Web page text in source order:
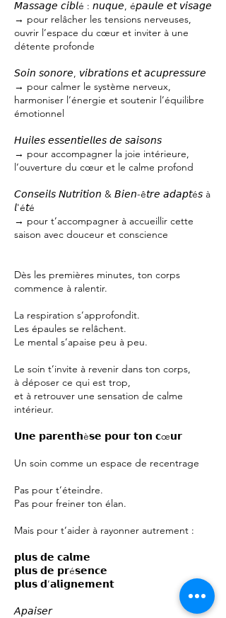
𝘔𝘢𝘴𝘴𝘢𝘨𝘦 𝘤𝘪𝘣𝘭é : 𝘯𝘶𝘲𝘶𝘦, é𝘱𝘢𝘶𝘭𝘦 𝘦𝘵 𝘷𝘪𝘴𝘢𝘨𝘦
→ pour relâcher les tensions nerveuses,
ouvrir l’espace du cœur et inviter à une
détente profonde
𝘚𝘰𝘪𝘯 𝘴𝘰𝘯𝘰𝘳𝘦, 𝘷𝘪𝘣𝘳𝘢𝘵𝘪𝘰𝘯𝘴 𝘦𝘵 𝘢𝘤𝘶𝘱𝘳𝘦𝘴𝘴𝘶𝘳𝘦
→ pour calmer le système nerveux,
harmoniser l’énergie et soutenir l’équilibre
émotionnel
𝘏𝘶𝘪𝘭𝘦𝘴 𝘦𝘴𝘴𝘦𝘯𝘵𝘪𝘦𝘭𝘭𝘦𝘴 𝘥𝘦 𝘴𝘢𝘪𝘴𝘰𝘯𝘴
→ pour accompagner la joie intérieure,
l’ouverture du cœur et le calme profond
𝘊𝘰𝘯𝘴𝘦𝘪𝘭𝘴 𝘕𝘶𝘵𝘳𝘪𝘵𝘪𝘰𝘯 & 𝘉𝘪𝘦𝘯-ê𝘵𝘳𝘦 𝘢𝘥𝘢𝘱𝘵é𝘴 à
𝘭'é𝘵é
→ pour t’accompagner à accueillir cette
saison avec douceur et conscience
Dès les premières minutes, ton corps
commence à ralentir.
La respiration s’approfondit.
Les épaules se relâchent.
Le mental s’apaise peu à peu.
Le soin t’invite à revenir dans ton corps,
à déposer ce qui est trop,
et à retrouver une sensation de calme
intérieur.
𝗨𝗻𝗲 𝗽𝗮𝗿𝗲𝗻𝘁𝗵è𝘀𝗲 𝗽𝗼𝘂𝗿 𝘁𝗼𝗻 𝗰œ𝘂𝗿
Un soin comme un espace de recentrage
Pas pour t’éteindre.
Pas pour freiner ton élan.
Mais pour t’aider à rayonner autrement :
𝗽𝗹𝘂𝘀 𝗱𝗲 𝗰𝗮𝗹𝗺𝗲
𝗽𝗹𝘂𝘀 𝗱𝗲 𝗽𝗿é𝘀𝗲𝗻𝗰𝗲
𝗽𝗹𝘂𝘀 𝗱’𝗮𝗹𝗶𝗴𝗻𝗲𝗺𝗲𝗻𝘁
𝘈𝘱𝘢𝘪𝘴𝘦𝘳